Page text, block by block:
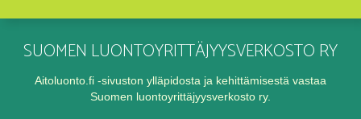
SUOMEN LUONTOYRITTÄJYYSVERKOSTO RY
Aitoluonto.fi -sivuston ylläpidosta ja kehittämisestä vastaa
Suomen luontoyrittäjyysverkosto ry.